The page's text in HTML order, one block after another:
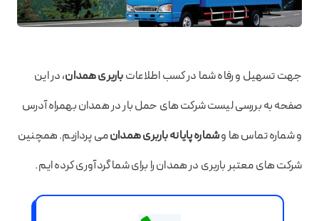
جهت تسهیل و رفاه شما در کسب اطلاعاتباربری همدان، در این
صفحه به بررسی لیست شرکت های حمل بار در همدان بهمراه آدرس
و شماره تماس ها وشماره پایانه باربری همدانمی پردازیم. همچنین
شرکت های معتبر باربری در همدان را برای شما گردآوری کرده ایم.